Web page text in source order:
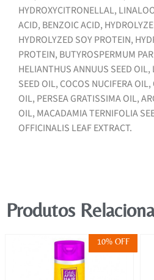
HYDROXYCITRONELLAL,
ACID, BENZOIC ACID,
HYDROLYZED SOY PROTEIN,
PROTEIN, BUTYROSPERMUM
HELIANTHUS ANNUUS SEED
SEED OIL, COCOS NUCIFERA
OIL, PERSEA GRATISSIMA OIL,
OIL, MACADAMIA TERNIFOLIA
OFFICINALIS LEAF EXTRACT.
Produtos
10% OFF